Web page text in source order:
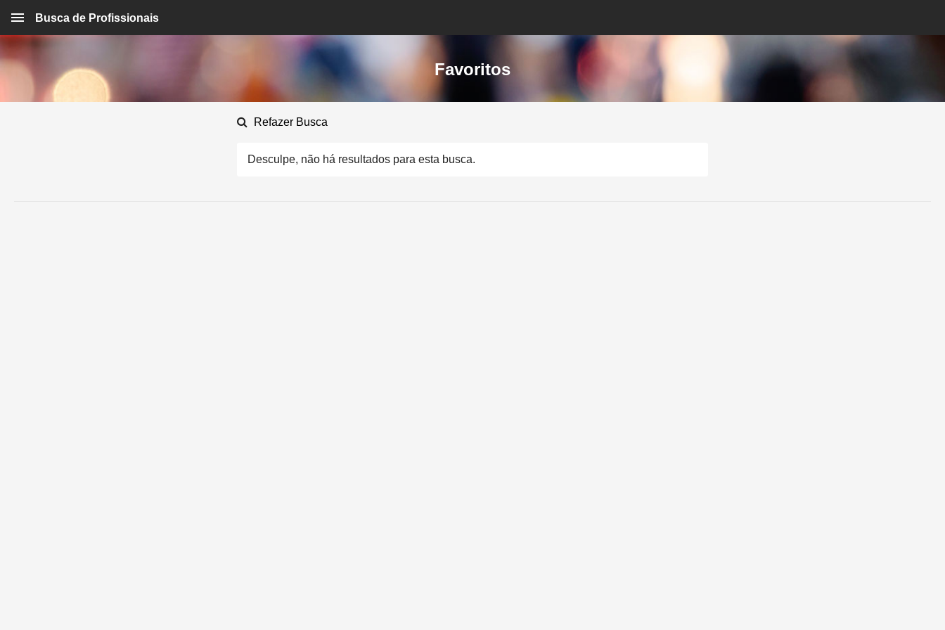
Busca de Profissionais
Favoritos
Refazer Busca
Desculpe, não há resultados para esta busca.